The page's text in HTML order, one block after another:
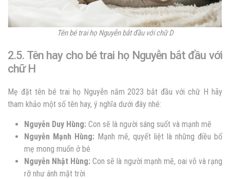
Tên bé trai họ Nguyễn bắt đầu với chữ D
2.5. Tên hay cho bé trai họ Nguyễn bắt đầu với
chữ H
Mẹ đặt tên bé trai họ Nguyễn năm 2023bắt đầu với chữ H hãy
tham khảo một số tên hay, ý nghĩa dưới đây nhé:
Nguyễn Duy Hùng: Con sẽ là người sáng suốt và mạnh mẽ
Nguyễn Mạnh Hùng: Mạnh mẽ, quyết liệt là những điều bố
mẹ mong muốn ở bé
Nguyễn Nhật Hùng: Con sẽ là người mạnh mẽ, oai võ và rạng
rỡ như ánh mặt trời